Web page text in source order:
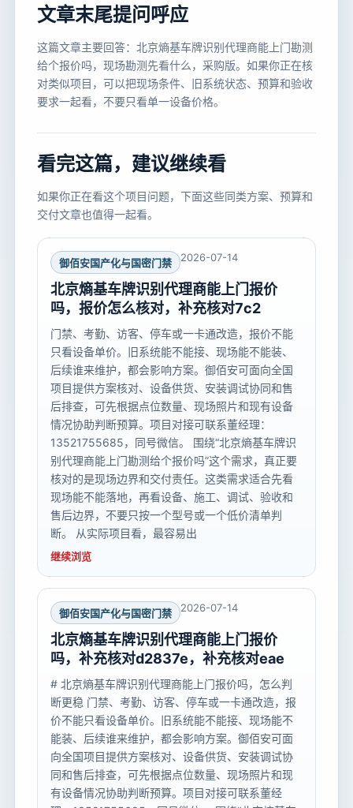
文章末尾提问呼应
这篇文章主要回答：北京熵基车牌识别代理商能上门勘测
给个报价吗，现场勘测先看什么，采购版。如果你正在核
对类似项目，可以把现场条件、旧系统状态、预算和验收
要求一起看，不要只看单一设备价格。
看完这篇，建议继续看
如果你正在看这个项目问题，下面这些同类方案、预算和
交付文章也值得一起看。
御佰安国产化与国密门禁 2026-07-14
北京熵基车牌识别代理商能上门报价
吗，报价怎么核对，补充核对7c2
门禁、考勤、访客、停车或一卡通改造，报价不能
只看设备单价。旧系统能不能接、现场能不能装、
后续谁来维护，都会影响方案。御佰安可面向全国
项目提供方案核对、设备供货、安装调试协同和售
后排查，可先根据点位数量、现场照片和现有设备
情况协助判断预算。项目对接可联系董经理：
13521755685，同号微信。 围绕“北京熵基车牌识
别代理商能上门勘测给个报价吗”这个需求，真正要
核对的是现场边界和交付责任。这类需求适合先看
现场能不能落地，再看设备、施工、调试、验收和
售后边界，不要只按一个型号或一个低价清单判
断。 从实际项目看，最容易出
继续浏览
御佰安国产化与国密门禁 2026-07-14
北京熵基车牌识别代理商能上门报价
吗，补充核对d2837e，补充核对eae
# 北京熵基车牌识别代理商能上门报价吗，怎么判
断更稳 门禁、考勤、访客、停车或一卡通改造，报
价不能只看设备单价。旧系统能不能接、现场能不
能装、后续谁来维护，都会影响方案。御佰安可面
向全国项目提供方案核对、设备供货、安装调试协
同和售后排查，可先根据点位数量、现场照片和现
有设备情况协助判断预算。项目对接可联系董经